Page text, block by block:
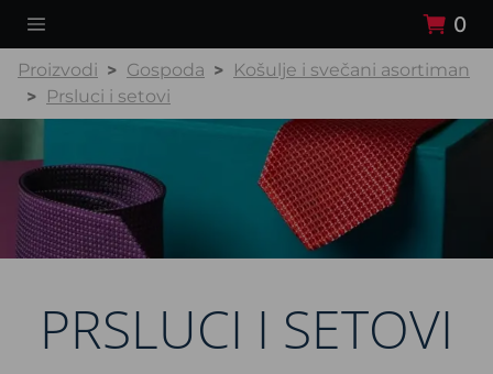
0
Proizvodi Gospoda
Košulje i svečani asortiman
Prsluci i setovi
PRSLUCI I SETOVI